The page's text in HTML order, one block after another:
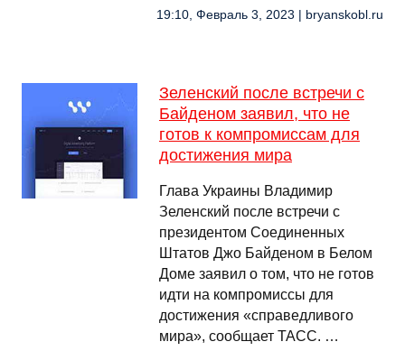
19:10, Февраль 3, 2023 | bryanskobl.ru
Зеленский после встречи с
Байденом заявил, что не
готов к компромиссам для
достижения мира
Глава Украины Владимир
Зеленский после встречи с
президентом Соединенных
Штатов Джо Байденом в Белом
Доме заявил о том, что не готов
идти на компромиссы для
достижения «справедливого
мира», сообщает ТАСС. …